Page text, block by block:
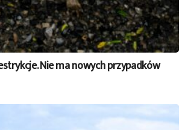
Nie ma nowych przypadków